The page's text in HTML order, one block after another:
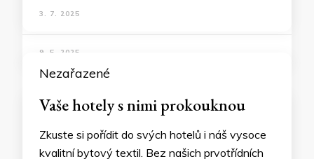
3. 7. 2025
Nezařazené
Vaše hotely s nimi prokouknou
Zkuste si pořídit do svých hotelů i náš vysoce
kvalitní bytový textil. Bez našich prvotřídních